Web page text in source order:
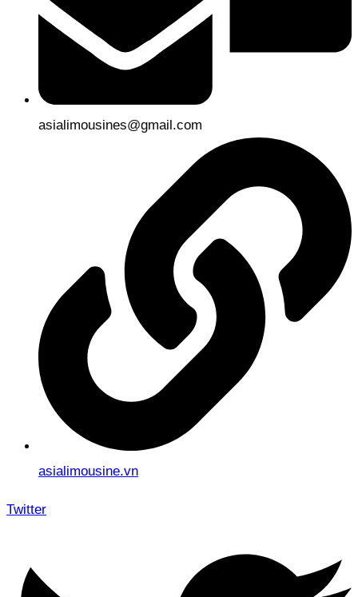
asialimousines@gmail.com
asialimousine.vn
Twitter